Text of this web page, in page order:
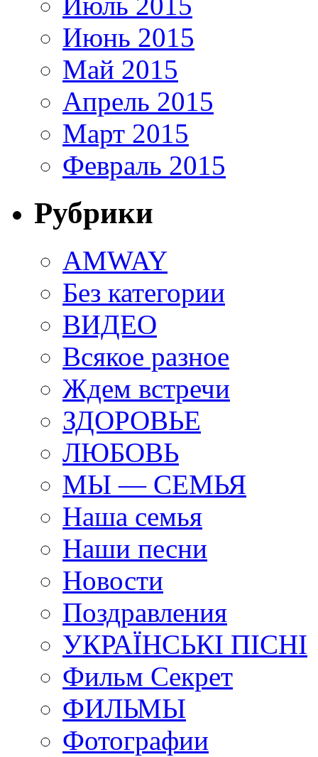
Июнь 2015
Май 2015
Апрель 2015
Март 2015
Февраль 2015
Рубрики
AMWAY
Без категории
ВИДЕО
Всякое разное
Ждем встречи
ЗДОРОВЬЕ
ЛЮБОВЬ
МЫ — СЕМЬЯ
Наша семья
Наши песни
Новости
Поздравления
УКРАЇНСЬКI ПIСНI
Фильм Секрет
ФИЛЬМЫ
Фотографии